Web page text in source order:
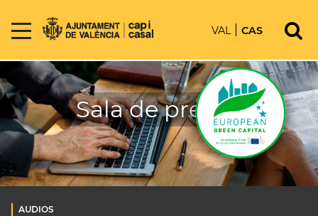
VAL CAS
Sala de prensa
AUDIOS